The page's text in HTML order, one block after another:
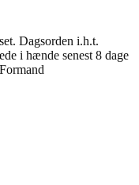
Dagsorden i.h.t.
i hænde senest 8 dage